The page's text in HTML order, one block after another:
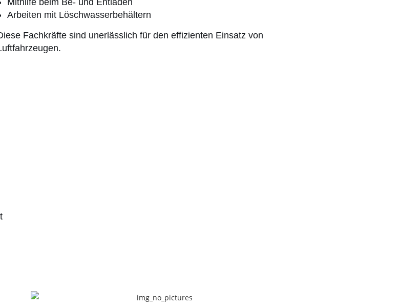
Mithilfe beim Be- und Entladen
Arbeiten mit Löschwasserbehältern
Fachkräfte sind unerlässlich für den effizienten Einsatz von